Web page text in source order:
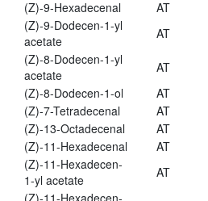
(Z)-9-Hexadecenal
AT
(Z)-9-Dodecen-1-yl
acetate
AT
(Z)-8-Dodecen-1-yl
acetate
AT
(Z)-8-Dodecen-1-ol
AT
(Z)-7-Tetradecenal
AT
(Z)-13-Octadecenal
AT
(Z)-11-Hexadecenal
AT
(Z)-11-Hexadecen-
1-yl acetate
AT